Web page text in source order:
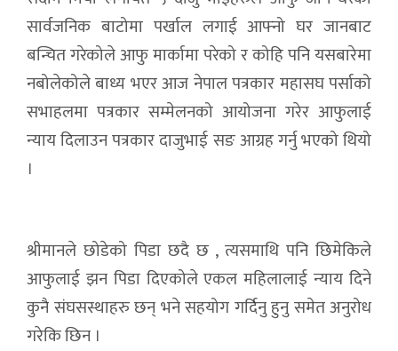
सार्वजनिक बाटोमा पर्खाल लगाई आफ्नो घर जानबाट
बन्चित गरेकोले आफु मार्कामा परेको र कोहि पनि यसबारेमा
नबोलेकोले बाध्य भएर आज नेपाल पत्रकार महासघ पर्साको
सभाहलमा पत्रकार सम्मेलनको आयोजना गरेर आफुलाई
न्याय दिलाउन पत्रकार दाजुभाई सङ आग्रह गर्नु भएको थियो
।
श्रीमानले छोडेको पिडा छदै छ , त्यसमाथि पनि छिमेकिले
आफुलाई झन पिडा दिएकोले एकल महिलालाई न्याय दिने
कुनै संघसस्थाहरु छन् भने सहयोग गर्दिनु हुनु समेत अनुरोध
गरेकि छिन ।